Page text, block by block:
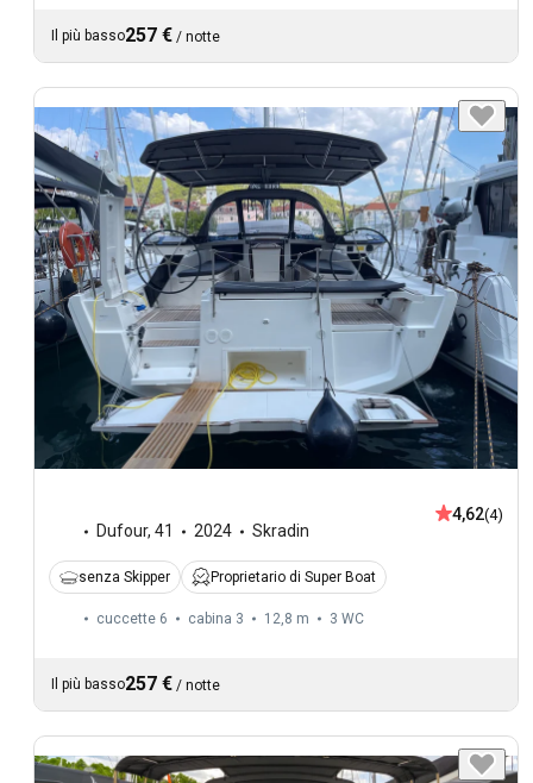
Il più basso257 € / notte
Dufour, 41 2024 Skradin
4,62(4)
senza Skipper Proprietario di Super Boat
cuccette 6 cabina 3 12,8 m 3 WC
Il più basso257 € / notte